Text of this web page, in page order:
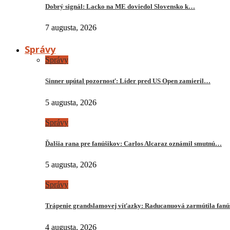
Dobrý signál: Lacko na ME doviedol Slovensko k…
7 augusta, 2026
Správy
Správy
Sinner upútal pozornosť: Líder pred US Open zamieril…
5 augusta, 2026
Správy
Ďalšia rana pre fanúšikov: Carlos Alcaraz oznámil smutnú…
5 augusta, 2026
Správy
Trápenie grandslamovej víťazky: Raducanuová zarmútila
4 augusta, 2026